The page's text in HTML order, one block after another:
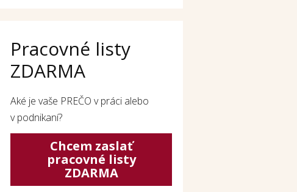
Pracovné listy
ZDARMA
Aké je vaše PREČO v práci alebo
v podnikaní?
Chcem zaslať
pracovné listy
ZDARMA